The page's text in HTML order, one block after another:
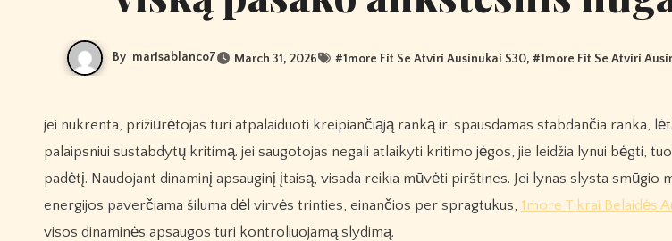
By marisablanco7 March 31, 2026 #1more Fit Se Atviri Ausinukai S30, #1more Fit Se Atviri
jei nukrenta, prižiūrėtojas turi atpalaiduoti kreipiančiąją ranką ir, spausdamas stabdančia ranka, lėtai pernešti virvę per kūną, kad
palaipsniui sustabdytų kritimą. jei saugotojas negali atlaikyti kritimo jėgos, jie leidžia lynui bėgti,
padėtį. Naudojant dinaminį apsauginį įtaisą, visada reikia mūvėti pirštines. Jei lynas slysta smūgio
energijos paverčiama šiluma dėl virvės trinties, einančios per spragtukus, 1more Tikrai Belaidės
visos dinaminės apsaugos turi kontroliuojamą slydimą.